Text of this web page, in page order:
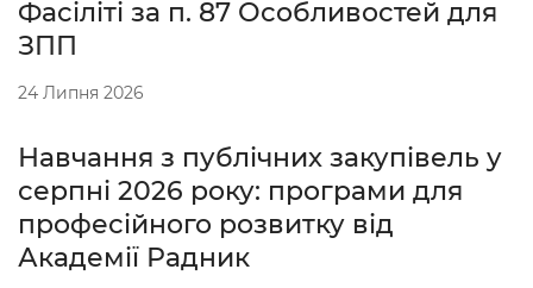
Фасіліті за п. 87 Особливостей для
ЗПП
24 Липня 2026
Навчання з публічних закупівель у
серпні 2026 року: програми для
професійного розвитку від
Академії Радник